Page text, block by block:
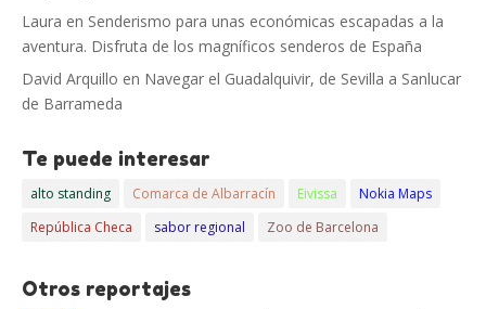
Laura en Senderismo para unas económicas escapadas a la
aventura. Disfruta de los magníficos senderos de España
David Arquillo en Navegar el Guadalquivir, de Sevilla a Sanlucar
de Barrameda
Te puede interesar
alto standing Comarca de Albarracín Eivissa
Nokia Maps
República Checa
sabor regional Zoo de Barcelona
Otros reportajes